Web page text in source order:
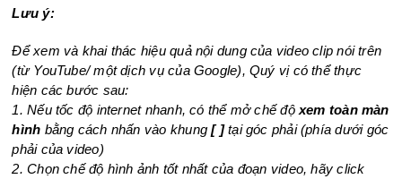
Lưu ý:
Để xem và khai thác hiệu quả nội dung của video clip nói trên
(từ YouTube/ một dịch vụ của Google), Quý vị có thể thực
hiện các bước sau:
1. Nếu tốc độ internet nhanh, có thể mở chế độxem toàn màn
hình bằng cách nhấn vào khung[ ]tại góc phải (phía dưới góc
phải của video)
2. Chọn chế độ hình ảnh tốt nhất của đoạn video, hãy click